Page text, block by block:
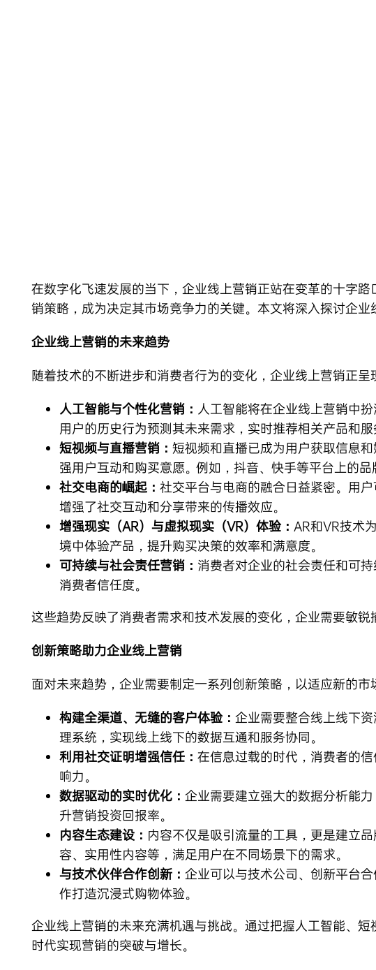
在数字化飞速发展的当下， 企业线上营销正站在变革的十字路
销策略，成为决定其市场竞争力的关键。本文将深入探讨企
企业线上营销的未来趋势
随着技术的不断进步和消费者行为的变化，企业线上营销正呈
人工智能与个性化营销： 人工智能将在企业线上营销中
用户的历史行为预测其未来需求，实时推荐相关产品和服
短视频与直播营销： 短视频和直播已成为用户获取信息
强用户互动和购买意愿。例如，抖音、快手等平台上的
社交电商的崛起： 社交平台与电商的融合日益紧密。用
增强了社交互动和分享带来的传播效应。
增强现实（AR）与虚拟现实（VR）体验： AR和VR技术
境中体验产品，提升购买决策的效率和满意度。
可持续与社会责任营销： 消费者对企业的社会责任和可
消费者信任度。
这些趋势反映了消费者需求和技术发展的变化，企业需要敏锐
创新策略助力企业线上营销
面对未来趋势，企业需要制定一系列创新策略，以适应新的市
构建全渠道、无缝的客户体验： 企业需要整合线上线下
理系统，实现线上线下的数据互通和服务协同。
利用社交证明增强信任： 在信息过载的时代，消费者的
响力。
数据驱动的实时优化： 企业需要建立强大的数据分析能
升营销投资回报率。
内容生态建设： 内容不仅是吸引流量的工具，更是建立
容、实用性内容等，满足用户在不同场景下的需求。
与技术伙伴合作创新： 企业可以与技术公司、创新平台
作打造沉浸式购物体验。
企业线上营销的未来充满机遇与挑战。通过把握人工智能、
时代实现营销的突破与增长。